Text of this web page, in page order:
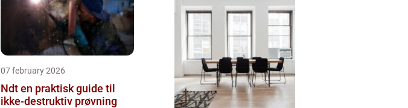
07 february 2026
Ndt en praktisk guide til
ikke-destruktiv prøvning